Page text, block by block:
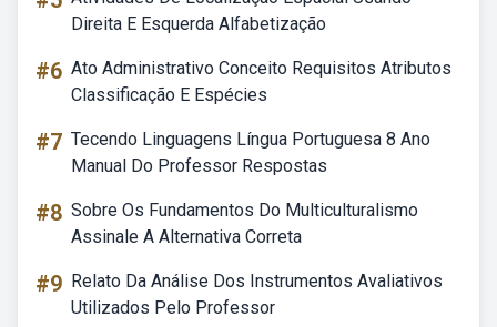
Direita E Esquerda Alfabetização
#6 Ato Administrativo Conceito Requisitos Atributos
Classificação E Espécies
#7 Tecendo Linguagens Língua Portuguesa 8 Ano
Manual Do Professor Respostas
#8 Sobre Os Fundamentos Do Multiculturalismo
Assinale A Alternativa Correta
#9 Relato Da Análise Dos Instrumentos Avaliativos
Utilizados Pelo Professor